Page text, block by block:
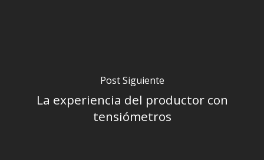
Post Siguiente
La experiencia del productor con
tensiómetros